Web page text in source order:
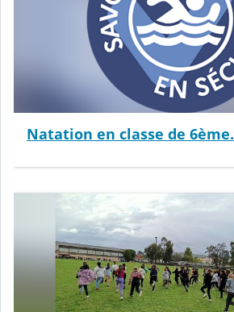
Natation en classe de 6ème.